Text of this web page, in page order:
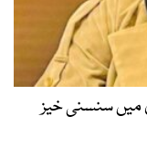
میں سنسنی خیز